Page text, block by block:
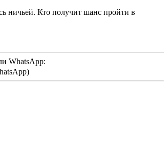
ничьей. Кто получит шанс пройти в
WhatsApp: